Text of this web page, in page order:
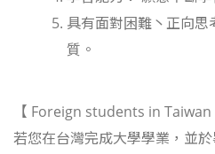
具有面對困難丶正向
質。
【 Foreign students in Taiwan
若您在台灣完成大學學業，並